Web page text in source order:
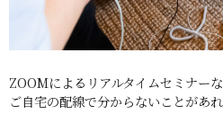
ZOOMによるリアルタイムセミナー
ご自宅の配線で分からないことがあ